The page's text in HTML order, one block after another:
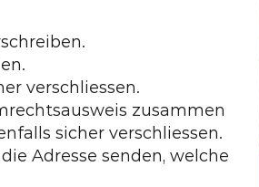
verschliessen.
zusammen
sicher verschliessen.
Adresse senden, welche